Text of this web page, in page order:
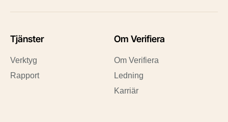
Tjänster
Verktyg
Rapport
Om Verifiera
Om Verifiera
Ledning
Karriär